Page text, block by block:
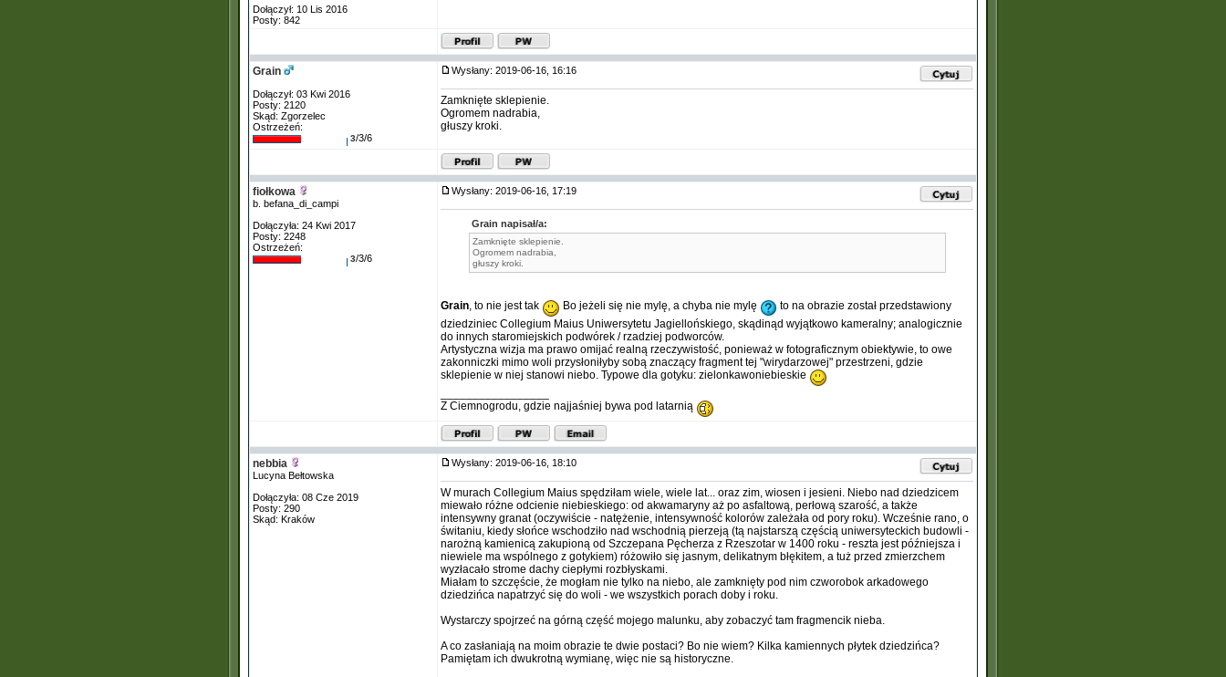
Dołączył: 10 Lis 2016
Posty: 842
Grain
Dołączył: 03 Kwi 2016
Posty: 2120
Skąd: Zgorzelec
Ostrzeżeń:
3/3/6
Wysłany: 2019-06-16, 16:16
Zamknięte sklepienie.
Ogromem nadrabia,
głuszy kroki.
fiołkowa
b. befana_di_campi
Dołączyła: 24 Kwi 2017
Posty: 2248
Ostrzeżeń:
3/3/6
Wysłany: 2019-06-16, 17:19
Grain napisał/a:
Zamknięte sklepienie.
Ogromem nadrabia,
głuszy kroki.
Grain, to nie jest tak Bo jeżeli się nie mylę, a chyba nie mylę
to na obrazie został przedstawiony
dziedziniec Collegium Maius Uniwersytetu Jagiellońskiego, skądinąd wyjątkowo kameralny; analogicznie
do innych staromiejskich podwórek / rzadziej podworców.
Artystyczna wizja ma prawo omijać realną rzeczywistość, ponieważ w fotograficznym obiektywie, to owe
zakonniczki mimo woli przysłoniłyby sobą znaczący fragment tej "wirydarzowej" przestrzeni, gdzie
sklepienie w niej stanowi niebo. Typowe dla gotyku: zielonkawoniebieskie
Z Ciemnogrodu, gdzie najjaśniej bywa pod latarnią
nebbia
Lucyna Bełtowska
Dołączyła: 08 Cze 2019
Posty: 290
Skąd: Kraków
Wysłany: 2019-06-16, 18:10
W murach Collegium Maius spędziłam wiele, wiele lat... oraz zim, wiosen i jesieni. Niebo nad dziedzicem
miewało różne odcienie niebieskiego: od akwamaryny aż po asfaltową, perłową szarość, a także
intensywny granat (oczywiście - natężenie, intensywność kolorów zależała od pory roku). Wcześnie rano, o
świtaniu, kiedy słońce wschodziło nad wschodnią pierzeją (tą najstarszą częścią uniwersyteckich budowli -
narożną kamienicą zakupioną od Szczepana Pęcherza z Rzeszotar w 1400 roku - reszta jest późniejsza i
niewiele ma wspólnego z gotykiem) różowiło się jasnym, delikatnym błękitem, a tuż przed zmierzchem
wyzłacało strome dachy ciepłymi rozbłyskami.
Miałam to szczęście, że mogłam nie tylko na niebo, ale zamknięty pod nim czworobok arkadowego
dziedzińca napatrzyć się do woli - we wszystkich porach doby i roku.
Wystarczy spojrzeć na górną część mojego malunku, aby zobaczyć tam fragmencik nieba.
A co zasłaniają na moim obrazie te dwie postaci? Bo nie wiem? Kilka kamiennych płytek dziedzińca?
Pamiętam ich dwukrotną wymianę, więc nie są historyczne.